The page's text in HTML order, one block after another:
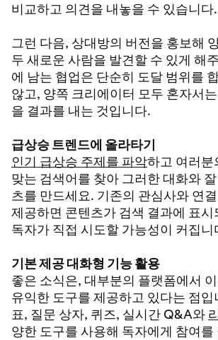
비교하고 의견을 내놓을 수 있습니다.
그런 다음, 상대방의 버전을 홍보해
두 새로운 사람을 발견할 수 있게 해
에 남는 협업은 단순히 도달 범위를
않고, 양쪽 크리에이터 모두 혼자서
을 결과를 내는 것입니다.
급상승 트렌드에 올라타기
인기 급상승 주제를 파악하고 여러분
맞는 검색어를 찾아 그러한 대화와
츠를 만드세요. 기존의 관심사와 연
제공하면 콘텐츠가 검색 결과에 표
독자가 직접 시도할 가능성이 커집니
기본 제공 대화형 기능 활용
좋은 소식은, 대부분의 플랫폼에서
유익한 도구를 제공하고 있다는 점입
표, 질문 상자, 퀴즈, 실시간 Q&A와
양한 도구를 사용해 독자에게 참여를